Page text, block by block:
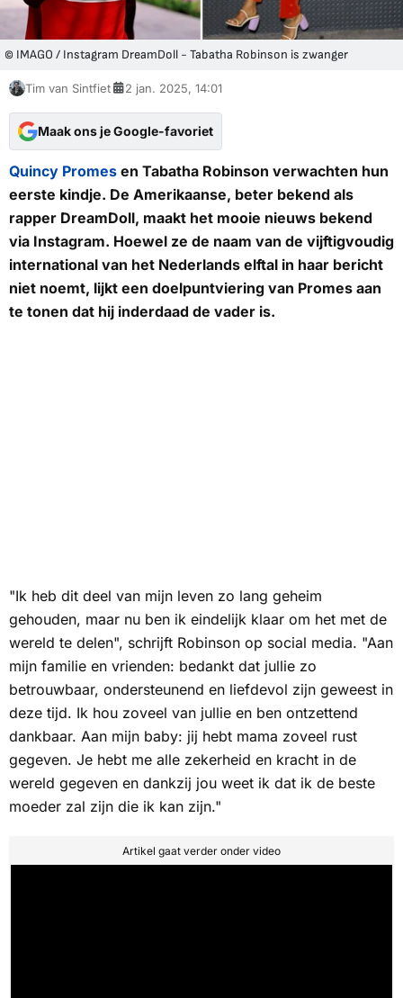
© IMAGO / Instagram DreamDoll - Tabatha Robinson is zwanger
Tim van Sintfiet 2 jan. 2025, 14:01
Maak ons je Google-favoriet
Quincy Promes en Tabatha Robinson verwachten hun
eerste kindje. De Amerikaanse, beter bekend als
rapper DreamDoll, maakt het mooie nieuws bekend
via Instagram. Hoewel ze de naam van de vijftigvoudig
international van het Nederlands elftal in haar bericht
niet noemt, lijkt een doelpuntviering van Promes aan
te tonen dat hij inderdaad de vader is.
"Ik heb dit deel van mijn leven zo lang geheim
gehouden, maar nu ben ik eindelijk klaar om het met de
wereld te delen", schrijft Robinson op social media. "Aan
mijn familie en vrienden: bedankt dat jullie zo
betrouwbaar, ondersteunend en liefdevol zijn geweest in
deze tijd. Ik hou zoveel van jullie en ben ontzettend
dankbaar. Aan mijn baby: jij hebt mama zoveel rust
gegeven. Je hebt me alle zekerheid en kracht in de
wereld gegeven en dankzij jou weet ik dat ik de beste
moeder zal zijn die ik kan zijn."
Artikel gaat verder onder video